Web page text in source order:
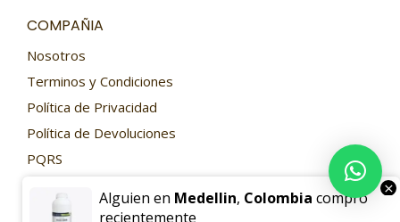
COMPAÑIA
Nosotros
Terminos y Condiciones
Política de Privacidad
Política de Devoluciones
PQRS
Alguien en Medellin, Colombia compró
recientemente
×